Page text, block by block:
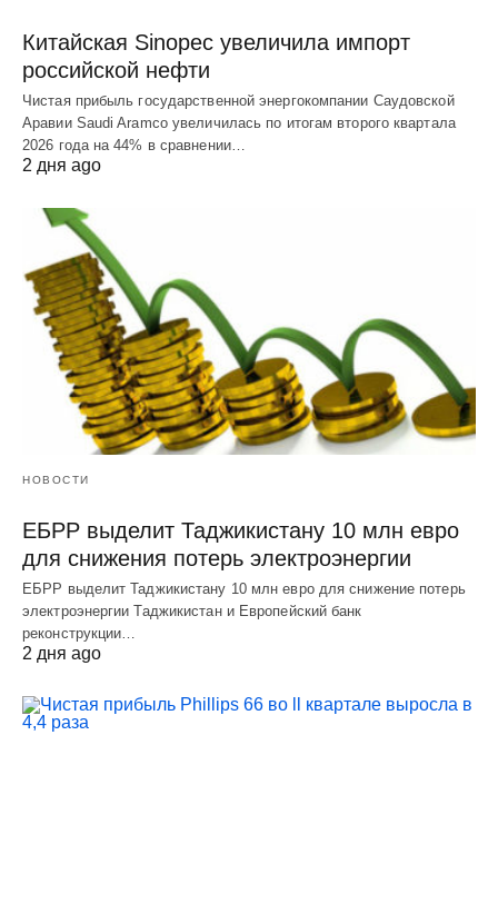
Китайская Sinopec увеличила импорт
российской нефти
Чистая прибыль государственной энергокомпании Саудовской
Аравии Saudi Aramco увеличилась по итогам второго квартала
2026 года на 44% в сравнении…
2 дня ago
НОВОСТИ
ЕБРР выделит Таджикистану 10 млн евро
для снижения потерь электроэнергии
ЕБРР выделит Таджикистану 10 млн евро для снижение потерь
электроэнергии Таджикистан и Европейский банк
реконструкции…
2 дня ago